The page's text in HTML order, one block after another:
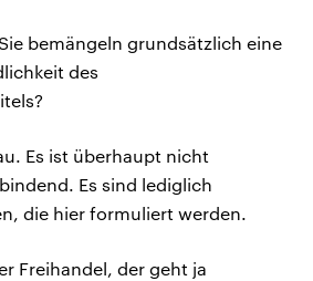
bemängeln grundsätzlich eine
des
Es ist überhaupt nicht
Es sind lediglich
die hier formuliert werden.
Freihandel, der geht ja